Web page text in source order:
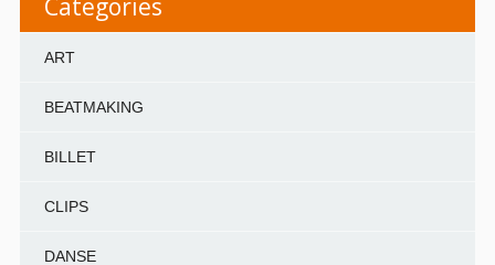
Categories
ART
BEATMAKING
BILLET
CLIPS
DANSE